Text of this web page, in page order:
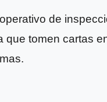
de
que tomen cartas